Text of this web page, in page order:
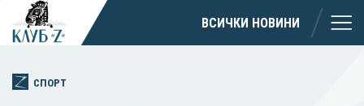
ВСИЧКИ НОВИНИ
СПОРТ